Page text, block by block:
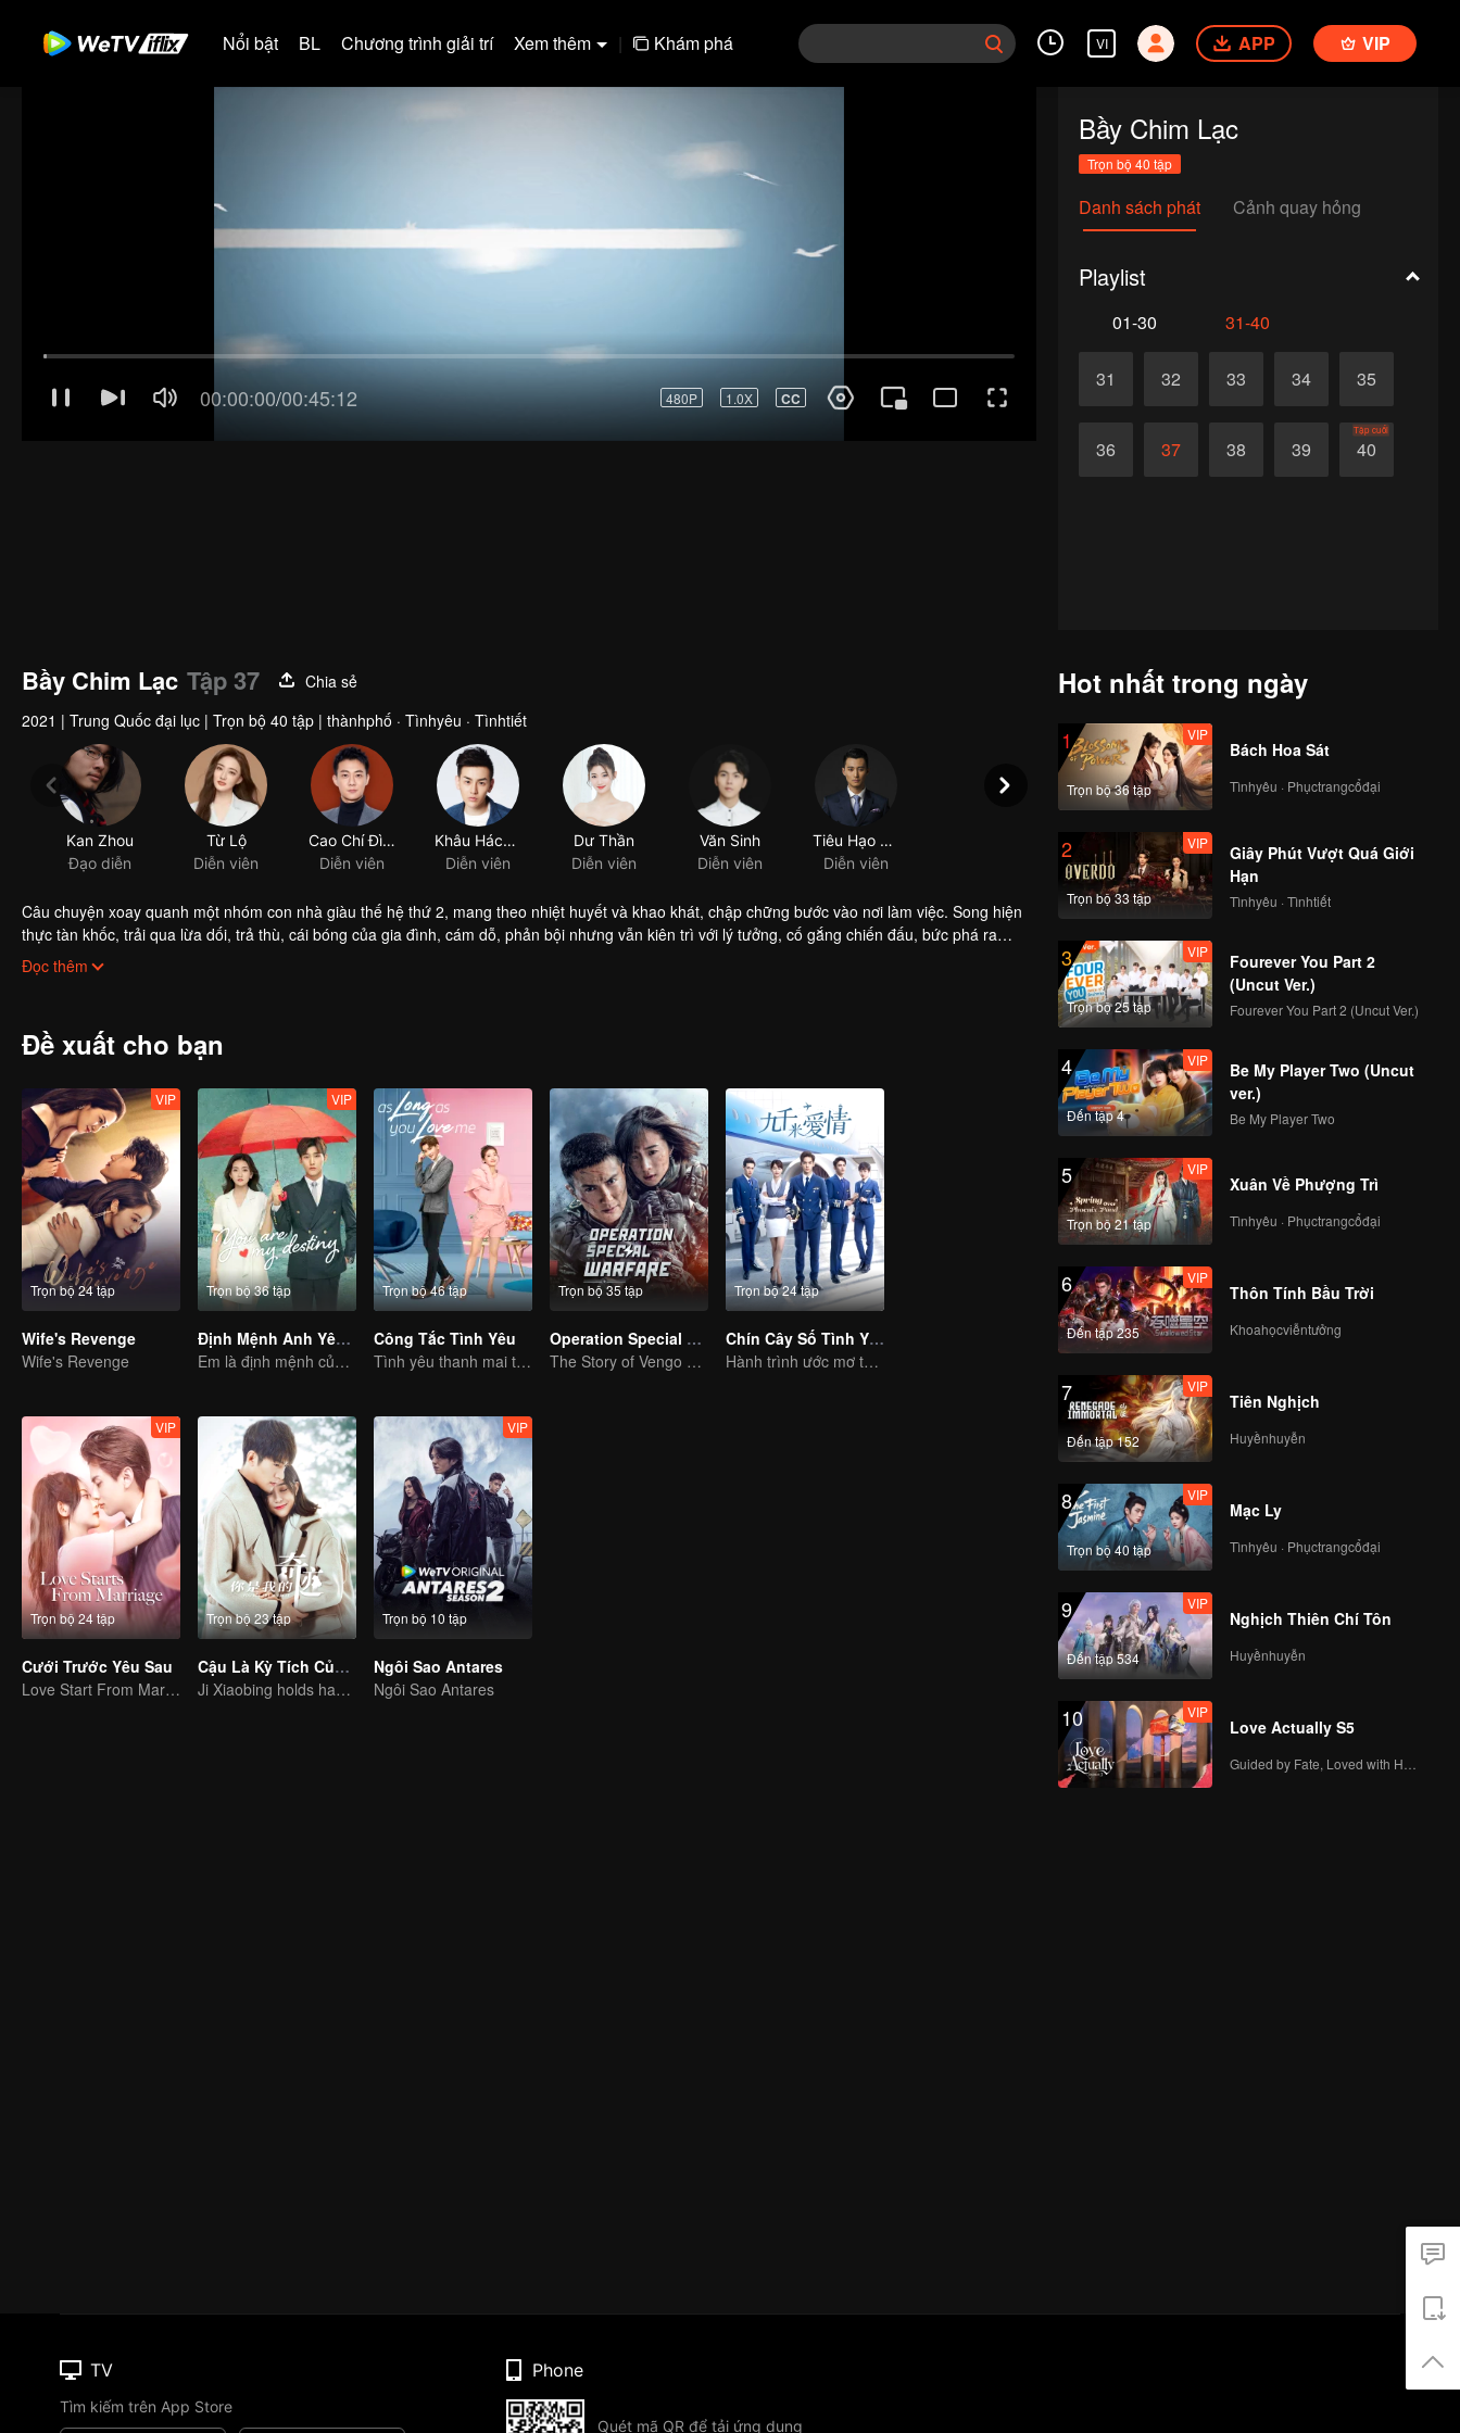
Nổi bật BL Chương trình giải trí Xem thêm | Khám phá VI APP VIP
Bầy Chim Lạc
Trọn bộ 40 tập
Danh sách phát Cảnh quay hỏng
Playlist
01-30 31-40
31 32 33 34 35
36 37 38 39 40
Tập cuối
Bầy Chim Lạc Tập 37
Chia sẻ
2021 | Trung Quốc đại lục | Trọn bộ 40 tập | thànhphố · Tìnhyêu · Tìnhtiết
Câu chuyện xoay quanh một nhóm con nhà giàu thế hệ thứ 2, mang theo nhiệt huyết và khao khát, chập chững bước vào nơi làm việc. Song hiện
thực tàn khốc, trải qua lừa dối, trả thù, cái bóng của gia đình, cám dỗ, phản bội nhưng vẫn kiên trì với lý tưởng, cố gắng chiến đấu, bức phá ra
những ràng buộc, tạo nên một câu chuyện về chủ nghĩa hiện thực tươi sáng.
Đọc thêm
Đề xuất cho bạn
Trọn bộ 24 tập
VIP
Wife's Revenge
Wife's Revenge
Trọn bộ 36 tập
VIP
Định Mệnh Anh Yêu Em
Em là định mệnh của đời anh
Trọn bộ 46 tập
Công Tắc Tình Yêu
Tình yêu thanh mai trúc mã ngọt ngào của Hùng Tử Kỳ và Lại Vũ Mông
Trọn bộ 35 tập
Operation Special Warfare
The Story of Vengo and Hu Bingqing in the Army
Trọn bộ 24 tập
Chín Cây Số Tình Yêu
Hành trình ước mơ tuổi trẻ của học viên hàng không
Trọn bộ 24 tập
VIP
Cưới Trước Yêu Sau
Love Start From Marriage
Trọn bộ 23 tập
Cậu Là Kỳ Tích Của Tôi
Ji Xiaobing holds hands with Gong Wanyi to find love and arrest the criminal
Trọn bộ 10 tập
VIP
Ngôi Sao Antares
Ngôi Sao Antares
Hot nhất trong ngày
1
Trọn bộ 36 tập
VIP
Bách Hoa Sát
Tìnhyêu · Phụctrangcổđại
2
Trọn bộ 33 tập
VIP
Giây Phút Vượt Quá Giới
Hạn
Tìnhyêu · Tìnhtiết
3
Trọn bộ 25 tập
VIP
Fourever You Part 2
(Uncut Ver.)
Fourever You Part 2 (Uncut Ver.)
4
Đến tập 4
VIP
Be My Player Two (Uncut
ver.)
Be My Player Two
5
Trọn bộ 21 tập
VIP
Xuân Về Phượng Trì
Tìnhyêu · Phụctrangcổđại
6
Đến tập 235
VIP
Thôn Tính Bầu Trời
Khoahọcviễntưởng
7
Đến tập 152
VIP
Tiên Nghịch
Huyềnhuyễn
8
Trọn bộ 40 tập
VIP
Mạc Ly
Tìnhyêu · Phụctrangcổđại
9
Đến tập 534
VIP
Nghịch Thiên Chí Tôn
Huyềnhuyễn
10 VIP
Love Actually S5
TV
Tìm kiếm trên App Store
Phone
Quét mã QR để tải ứng dụng